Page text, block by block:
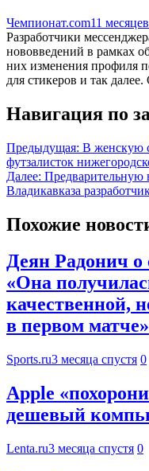
Чемпионат.com11
Разработчики
нововведений в рамках
них изменения профиля
для стикеров и так
Навигация по
Предыдущая: В женскую
футзалисток
Далее: Предварительную
Владикавказа
Похожие
Деян Радонич
«Она
качественной,
в первом матче»
Sports.ru3 месяца спустя 0
Apple
дешевый
Lenta.ru3 месяца спустя 0